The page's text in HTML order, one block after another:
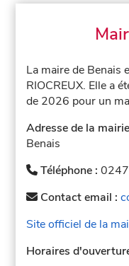
La maire de Benais
RIOCREUX. Elle a
de 2026 pour un
Adresse de la mairie
Benais
Téléphone :
Contact email :
Site officiel de la
Horaires